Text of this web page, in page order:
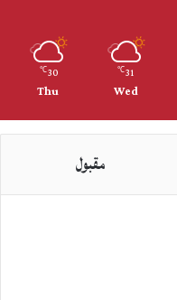
31
℃
Wed
30
℃
Thu
مقبول